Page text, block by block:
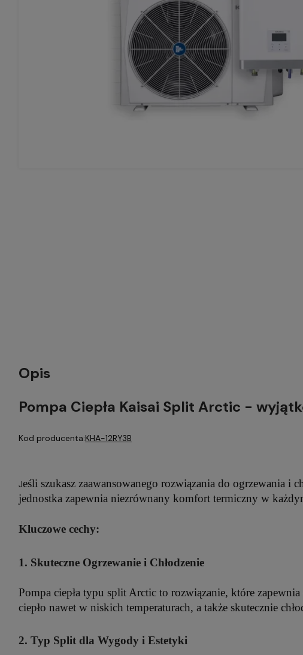
Opis
Pompa Ciepła Kaisai Split Arctic -
Kod producenta:KHA-12RY3B
Jeśli szukasz zaawansowanego rozwiązania do ogrzewania
jednostka zapewnia niezrównany komfort termiczny w
Kluczowe cechy:
1. Skuteczne Ogrzewanie i Chłodzenie
Pompa ciepła typu split Arctic to rozwiązanie, które
ciepło nawet w niskich temperaturach, a także skutecznie
2. Typ Split dla Wygody i Estetyki